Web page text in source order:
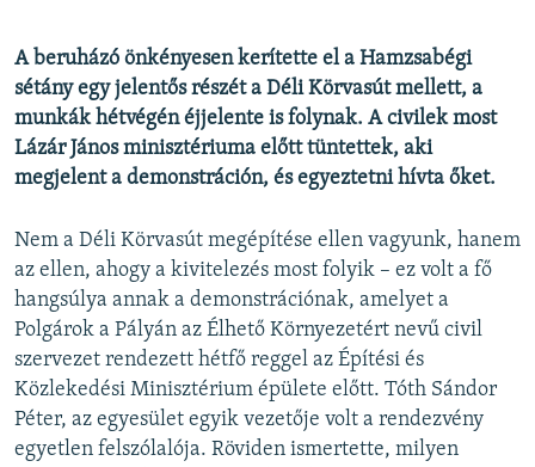
Valamennyi RFE/RL weboldal
A beruházó önkényesen kerítette el a Hamzsabégi
sétány egy jelentős részét a Déli Körvasút mellett, a
munkák hétvégén éjjelente is folynak. A civilek most
Lázár János minisztériuma előtt tüntettek, aki
megjelent a demonstráción, és egyeztetni hívta őket.
Nem a Déli Körvasút megépítése ellen vagyunk, hanem
az ellen, ahogy a kivitelezés most folyik – ez volt a fő
hangsúlya annak a demonstrációnak, amelyet a
Polgárok a Pályán az Élhető Környezetért nevű civil
szervezet rendezett hétfő reggel az Építési és
Közlekedési Minisztérium épülete előtt. Tóth Sándor
Péter, az egyesület egyik vezetője volt a rendezvény
egyetlen felszólalója. Röviden ismertette, milyen